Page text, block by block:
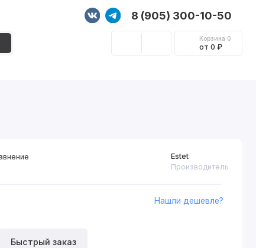
8 (905) 300-10-50
Корзина 0
от 0 ₽
Estet
Производитель
Быстрый заказ
Нашли дешевле?